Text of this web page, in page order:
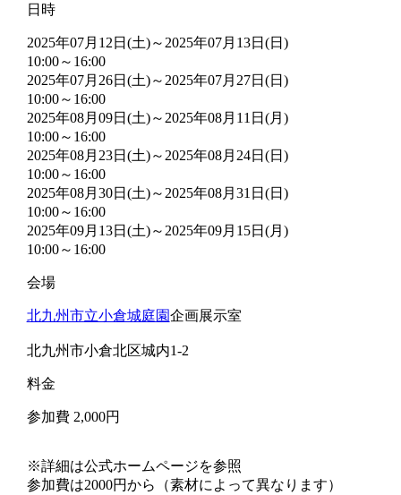
日時
2025年07月12日(土)～2025年07月13日(日)
10:00～16:00
2025年07月26日(土)～2025年07月27日(日)
10:00～16:00
2025年08月09日(土)～2025年08月11日(月)
10:00～16:00
2025年08月23日(土)～2025年08月24日(日)
10:00～16:00
2025年08月30日(土)～2025年08月31日(日)
10:00～16:00
2025年09月13日(土)～2025年09月15日(月)
10:00～16:00
会場
北九州市立小倉城庭園企画展示室
北九州市小倉北区城内1-2
料金
参加費 2,000円
※詳細は公式ホームページを参照
参加費は2000円から（素材によって異なります）